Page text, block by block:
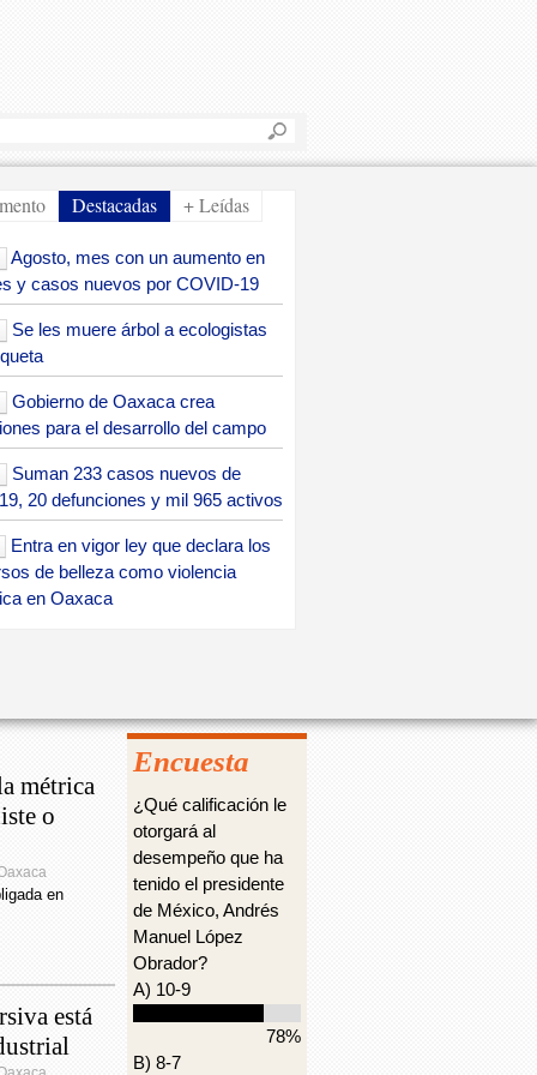
Destacadas + Leídas
Agosto, mes con un aumento en
y casos nuevos por COVID-19
Se les muere árbol a ecologistas
Gobierno de Oaxaca crea
para el desarrollo del campo
Suman 233 casos nuevos de
20 defunciones y mil 965 activos
Entra en vigor ley que declara los
de belleza como violencia
en Oaxaca
Espacios cerrados y con
ventilación, propicios para
de COVID-19: SSO
Gobierno de Oaxaca aplica con
y eficacia recursos por más
348 mdp en 177 proyectos:
Vargas
Con 550 casos nuevos por
19, Oaxaca acumula 64 mil 059
Registran los SSO 2 mil 113
activos de COVID-19 en 184
métrica
o
en
está
Encuesta
¿Qué calificación le
otorgará al
desempeño que ha
tenido el presidente
de México, Andrés
Manuel López
Obrador?
A) 10-9
78%
B) 8-7